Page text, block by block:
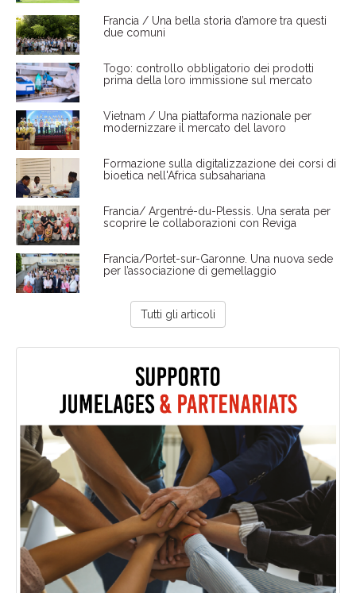
Francia / Una bella storia d’amore tra questi
due comuni
Togo: controllo obbligatorio dei prodotti
prima della loro immissione sul mercato
Vietnam / Una piattaforma nazionale per
modernizzare il mercato del lavoro
Formazione sulla digitalizzazione dei corsi di
bioetica nell'Africa subsahariana
Francia/ Argentré-du-Plessis. Una serata per
scoprire le collaborazioni con Reviga
Francia/Portet-sur-Garonne. Una nuova sede
per l’associazione di gemellaggio
Tutti gli articoli